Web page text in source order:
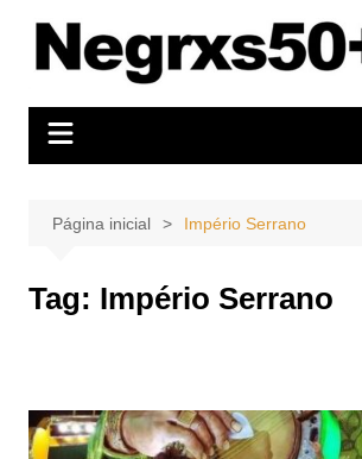
conteúdo
Página inicial Império Serrano
Tag: Império Serrano